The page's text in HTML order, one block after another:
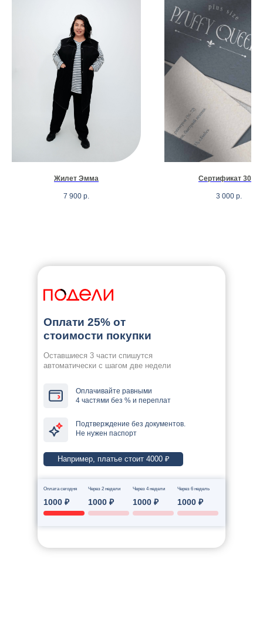
Жилет Эмма
7 900 р.
Сертификат 3000
3 000 р.
Оплати 25% от
стоимости покупки
Оставшиеся 3 части спишутся
автоматически с шагом две недели
Оплачивайте равными
4 частями без % и переплат
Подтверждение без документов.
Не нужен паспорт
Например, платье стоит 4000 ₽
Оплата сегодня Через 2 недели Через 4 недели Через 6 недель
1000 ₽ 1000 ₽ 1000 ₽ 1000 ₽